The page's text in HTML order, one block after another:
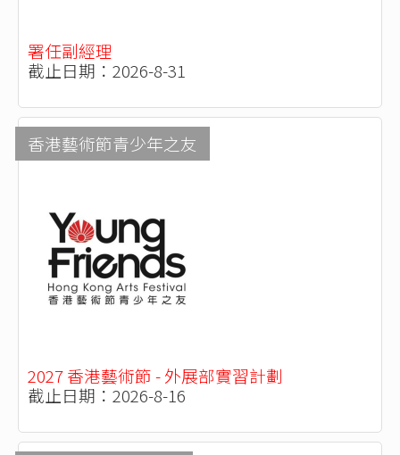
署任副經理
截止日期：2026-8-31
香港藝術節青少年之友
2027 香港藝術節 - 外展部實習計劃
截止日期：2026-8-16